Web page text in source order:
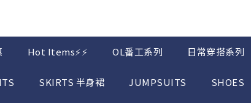
Hot Items⚡⚡ OL番工系列 日常穿搭系列
SKIRTS 半身裙 JUMPSUITS SHOES